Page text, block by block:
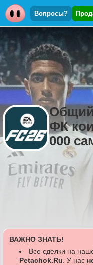
Вопросы?
Общий
ФК
000
ВАЖНО ЗНАТЬ!
Все сделки на
Petachok.Ru . У нас